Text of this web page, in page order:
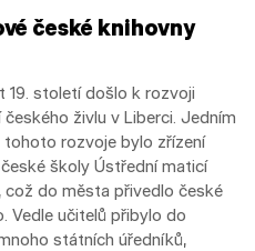
české knihovny
19. století došlo k rozvoji
českého živlu v Liberci. Jedním
tohoto rozvoje bylo zřízení
školy Ústřední maticí
což do města přivedlo české
Vedle učitelů přibylo do
státních úředníků,